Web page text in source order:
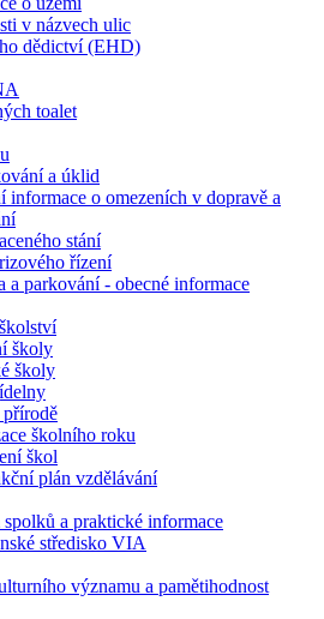
v názvech ulic
dědictví (EHD)
toalet
a úklid
informace o omezeních v dopravě a
stání
řízení
a parkování - obecné informace
školy
školy
školního roku
škol
plán vzdělávání
spolků a praktické informace
středisko VIA
významu a pamětihodnost